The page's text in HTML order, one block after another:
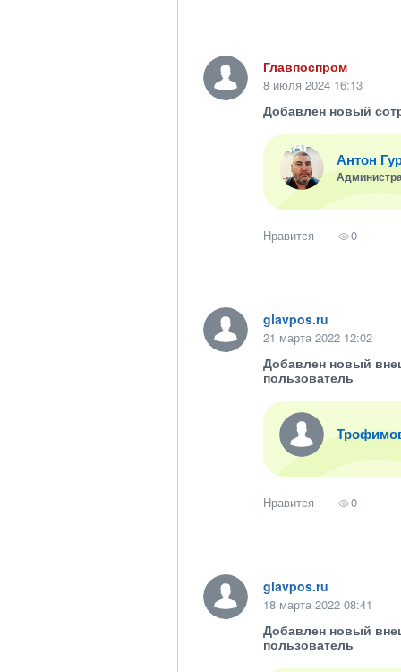
Главпоспром
8 июля 2024 16:13
Добавлен новый
Антон
Нравится 0
glavpos.ru
21 марта 2022 12:02
Добавлен новый
пользователь
Нравится 0
glavpos.ru
18 марта 2022 08:41
Добавлен новый
пользователь